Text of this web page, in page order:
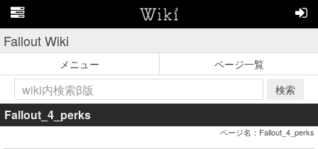
Fallout Wiki
メニュー
ページ一覧
検索
Fallout_4_perks
ページ名：Fallout_4_perks